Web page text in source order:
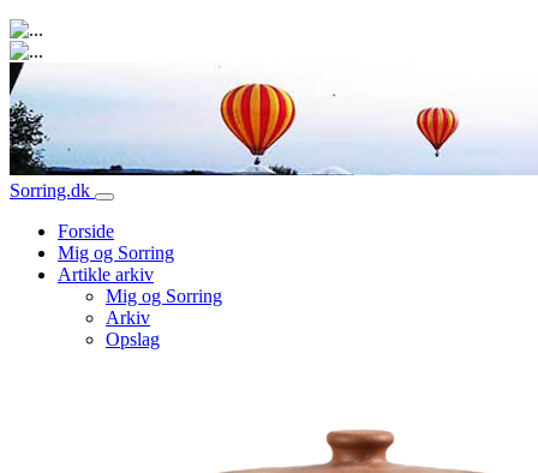
Hovednavigation
Sorring.dk
Forside
Mig og Sorring
Artikle arkiv
Mig og Sorring
Arkiv
Opslag